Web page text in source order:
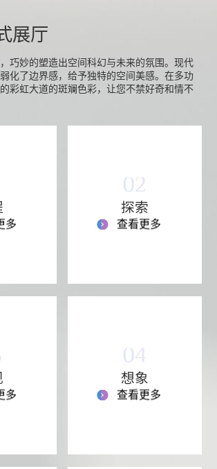
展厅
巧妙的塑造出空间科幻与未来的氛围。现代
化了边界感，给予独特的空间美感。在多功
彩虹大道的斑斓色彩，让您不禁好奇和情不
多
02
探索
查看更多
多
04
想象
查看更多